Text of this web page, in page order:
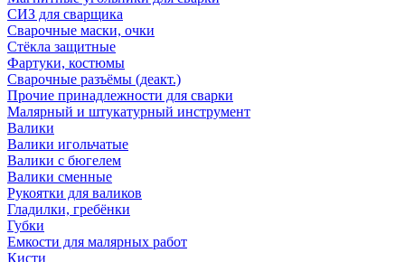
СИЗ для сварщика
Сварочные маски, очки
Стёкла защитные
Фартуки, костюмы
Сварочные разъёмы (деакт.)
Прочие принадлежности для сварки
Малярный и штукатурный инструмент
Валики
Валики игольчатые
Валики с бюгелем
Валики сменные
Рукоятки для валиков
Гладилки, гребёнки
Губки
Емкости для малярных работ
Кисти